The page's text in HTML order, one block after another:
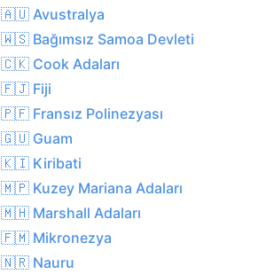
🇦🇺 Avustralya
🇼🇸 Bağımsız Samoa Devleti
🇨🇰 Cook Adaları
🇫🇯 Fiji
🇵🇫 Fransız Polinezyası
🇬🇺 Guam
🇰🇮 Kiribati
🇲🇵 Kuzey Mariana Adaları
🇲🇭 Marshall Adaları
🇫🇲 Mikronezya
🇳🇷 Nauru